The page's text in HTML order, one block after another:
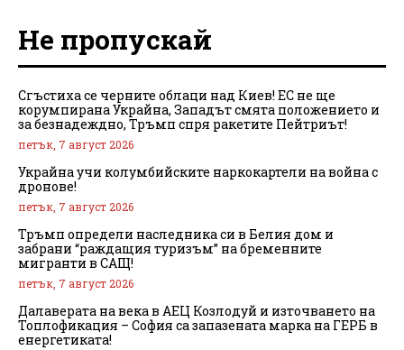
Не пропускай
Сгъстиха се черните облаци над Киев! ЕС не ще
корумпирана Украйна, Западът смята положението и
за безнадеждно, Тръмп спря ракетите Пейтриът!
петък, 7 август 2026
Украйна учи колумбийските наркокартели на война с
дронове!
петък, 7 август 2026
Тръмп определи наследника си в Белия дом и
забрани “раждащия туризъм” на бременните
мигранти в САЩ!
петък, 7 август 2026
Далаверата на века в АЕЦ Козлодуй и източването на
Топлофикация – София са запазената марка на ГЕРБ в
енергетиката!